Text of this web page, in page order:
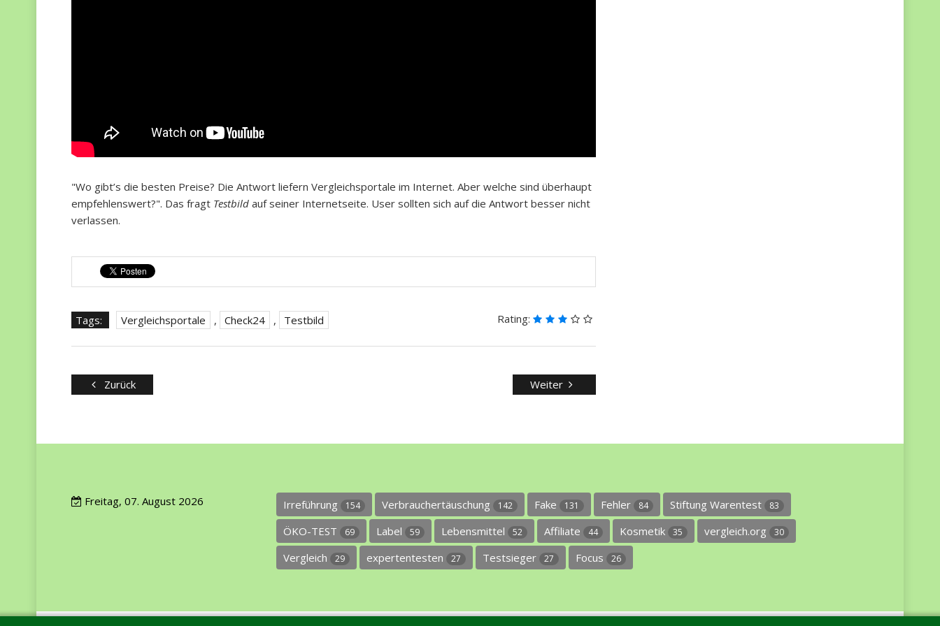
"Wo gibt’s die besten Preise? Die Antwort liefern Vergleichsportale im Internet. Aber welche sind überhaupt
empfehlenswert?". Das fragt Testbild auf seiner Internetseite. User sollten sich auf die Antwort besser nicht
verlassen.
Tags: Vergleichsportale , Check24 , Testbild Rating:
Zurück Weiter
Freitag, 07. August 2026 Irreführung 154 Verbrauchertäuschung 142 Fake 131 Fehler 84 Stiftung Warentest 83
ÖKO-TEST 69 Label 59 Lebensmittel 52 Affiliate 44 Kosmetik 35 vergleich.org 30
Vergleich 29 expertentesten 27 Testsieger 27 Focus 26